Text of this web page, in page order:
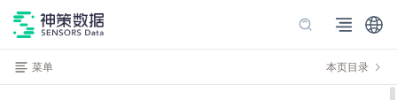
菜单 本页目录